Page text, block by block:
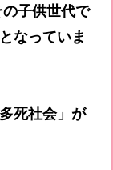
子供世代で
なっていま
死社会」が